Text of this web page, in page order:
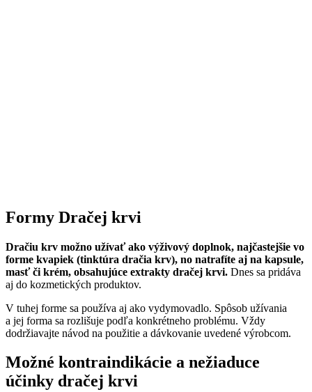
Formy Dračej krvi
Dračiu krv možno užívať ako výživový doplnok, najčastejšie vo
forme kvapiek (tinktúra dračia krv), no natrafíte aj na kapsule,
masť či krém, obsahujúce extrakty dračej krvi. Dnes sa pridáva
aj do kozmetických produktov.
V tuhej forme sa používa aj ako vydymovadlo. Spôsob užívania
a jej forma sa rozlišuje podľa konkrétneho problému. Vždy
dodržiavajte návod na použitie a dávkovanie uvedené výrobcom.
Možné kontraindikácie a nežiaduce
účinky dračej krvi